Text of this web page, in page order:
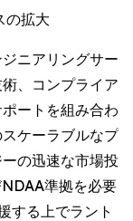
の拡大
ニアリングサー
、コンプライア
ートを組み合わ
ケーラブルなプ
の迅速な市場投
準拠を必要
する上でラント